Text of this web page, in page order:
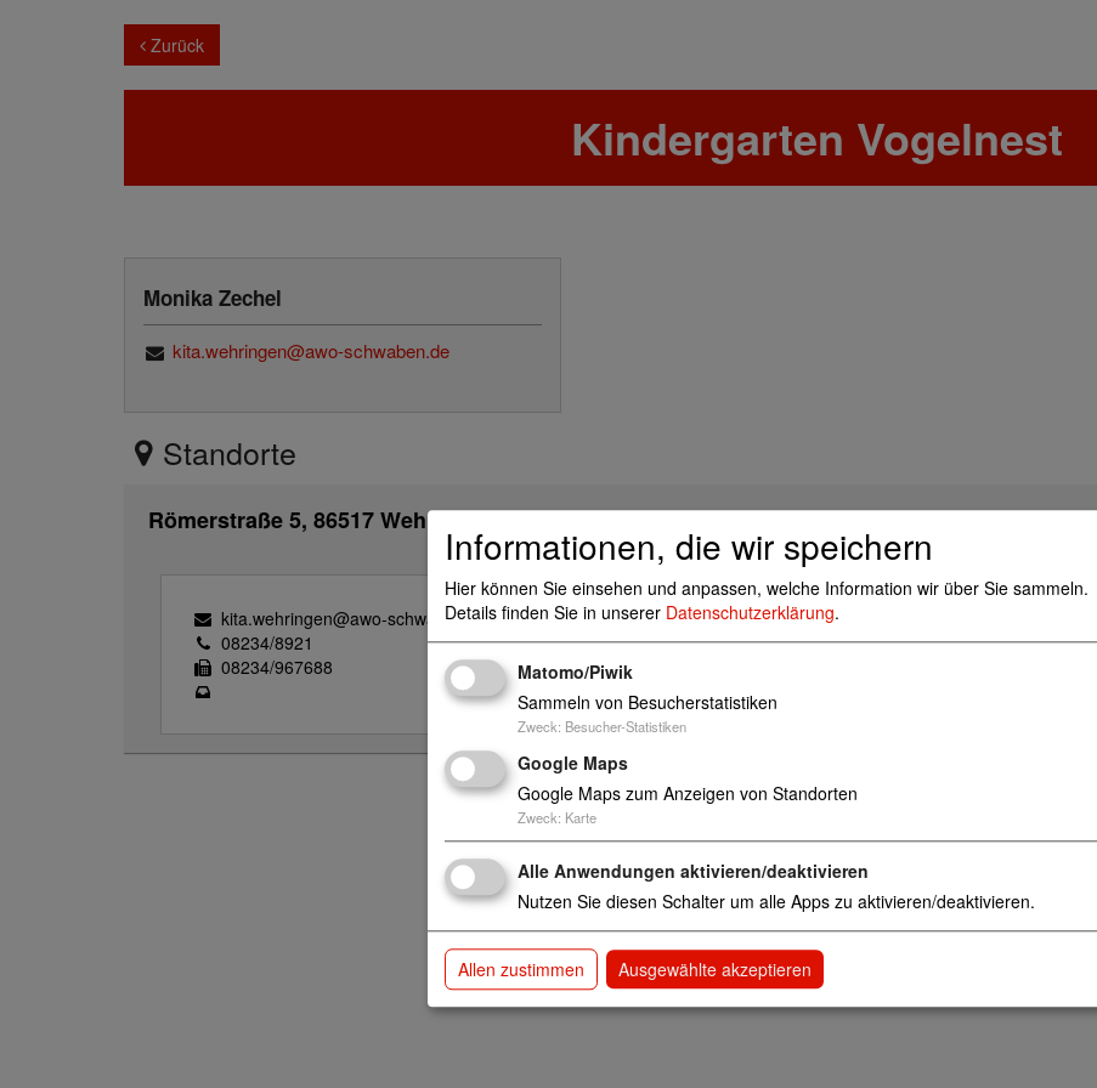
Zurück
Kindergarten Vogelnest
Monika Zechel
kita.wehringen@awo-schwaben.de
Standorte
Römerstraße 5, 86517 Wehringen
kita.wehringen@awo-schwaben.de
08234/8921
08234/967688
Einrichtungen der Tagespflege für Kinder
Informationen, die wir speichern
Hier können Sie einsehen und anpassen, welche Information wir über Sie sammeln.
Details finden Sie in unserer Datenschutzerklärung.
Matomo/Piwik
Sammeln von Besucherstatistiken
Zweck: Besucher-Statistiken
Google Maps
Google Maps zum Anzeigen von Standorten
Zweck: Karte
Alle Anwendungen aktivieren/deaktivieren
Nutzen Sie diesen Schalter um alle Apps zu aktivieren/deaktivieren.
Allen zustimmen Ausgewählte akzeptieren